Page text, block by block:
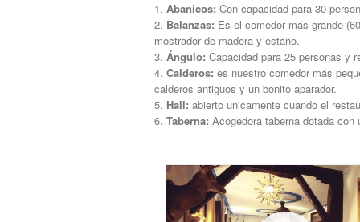
Abanicos: Con capacidad para 30
Balanzas: Es el comedor más grande
mostrador de madera y estaño.
Ángulo: Capacidad para 25 personas y
Calderos: es nuestro comedor más
calderos antiguos y un bonito aparador.
Hall: abierto unicamente cuando el
Taberna: Acogedora taberna dotada